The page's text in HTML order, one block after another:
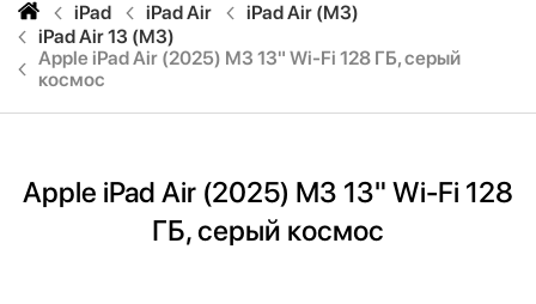
iPad iPad Air
iPad Air (M3)
iPad Air 13 (M3)
Apple iPad Air (2025) M3 13" Wi-Fi 128 ГБ, серый
космос
Apple iPad Air (2025) M3 13" Wi-Fi 128
ГБ, серый космос